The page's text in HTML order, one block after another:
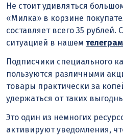
Не стоит удивляться
«Милка» в корзине
составляет всего 35 рублей.
ситуацией в нашем телеграм
Подписчики специального
пользуются различными
товары практически за
удержаться от таких
Это один из немногих
активируют уведомления,